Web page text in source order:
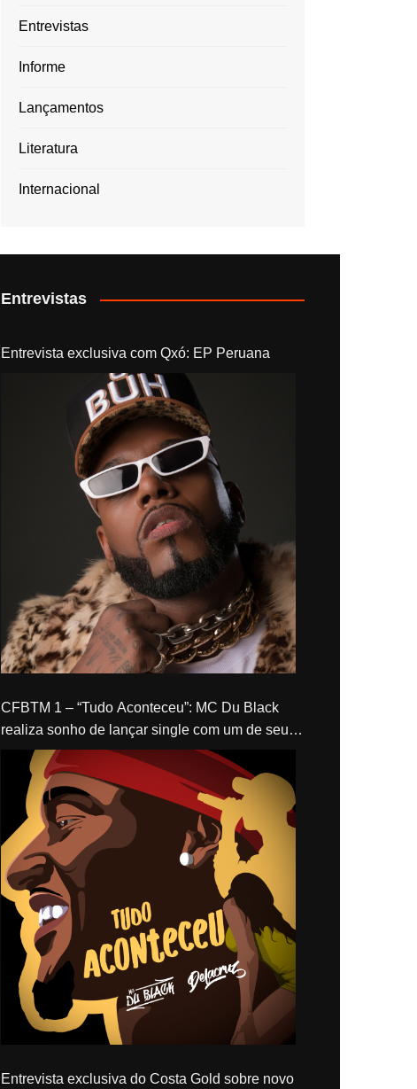
Entrevistas
Informe
Lançamentos
Literatura
Internacional
Entrevistas
Entrevista exclusiva com Qxó: EP Peruana
CFBTM 1 – “Tudo Aconteceu”: MC Du Black
realiza sonho de lançar single com um de seus
ídolos, Delacruz
Entrevista exclusiva do Costa Gold sobre novo